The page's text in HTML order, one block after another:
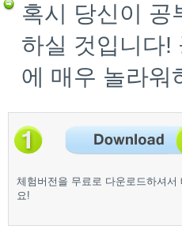
혹시 당신이 공
하실 것입니다!
에 매우 놀라워
체험버전을 무료로 다운로드하셔
요!